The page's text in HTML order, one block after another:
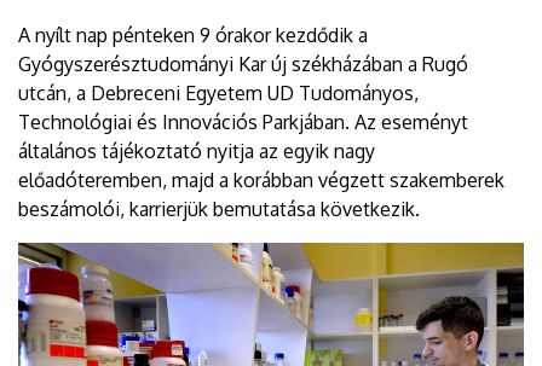
A nyílt nap pénteken 9 órakor kezdődik a
Gyógyszerésztudományi Kar új székházában a Rugó
utcán, a Debreceni Egyetem UD Tudományos,
Technológiai és Innovációs Parkjában. Az eseményt
általános tájékoztató nyitja az egyik nagy
előadóteremben, majd a korábban végzett szakemberek
beszámolói, karrierjük bemutatása következik.